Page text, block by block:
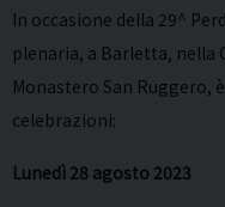
In occasione della 29^
plenaria, a Barletta, nella
Monastero San Ruggero,
celebrazioni:
Lunedì 28 agosto 2023